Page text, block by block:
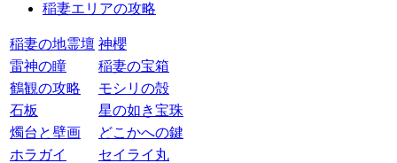
稲妻エリアの攻略
稲妻の地霊壇 神櫻
雷神の瞳
稲妻の宝箱
鶴観の攻略
モシリの殻
石板
星の如き宝珠
燭台と壁画
どこかへの鍵
ホラガイ
セイライ丸